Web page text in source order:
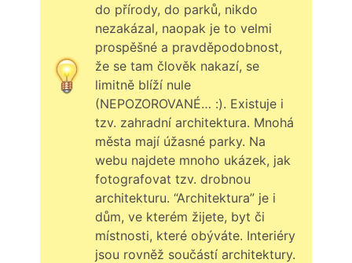
do přírody, do parků, nikdo
nezakázal, naopak je to velmi
prospěšné a pravděpodobnost,
že se tam člověk nakazí, se
limitně blíží nule
(NEPOZOROVANÉ… :). Existuje i
tzv. zahradní architektura. Mnohá
města mají úžasné parky. Na
webu najdete mnoho ukázek, jak
fotografovat tzv. drobnou
architekturu. “Architektura” je i
dům, ve kterém žijete, byt či
místnosti, které obýváte. Interiéry
jsou rovněž součástí architektury.